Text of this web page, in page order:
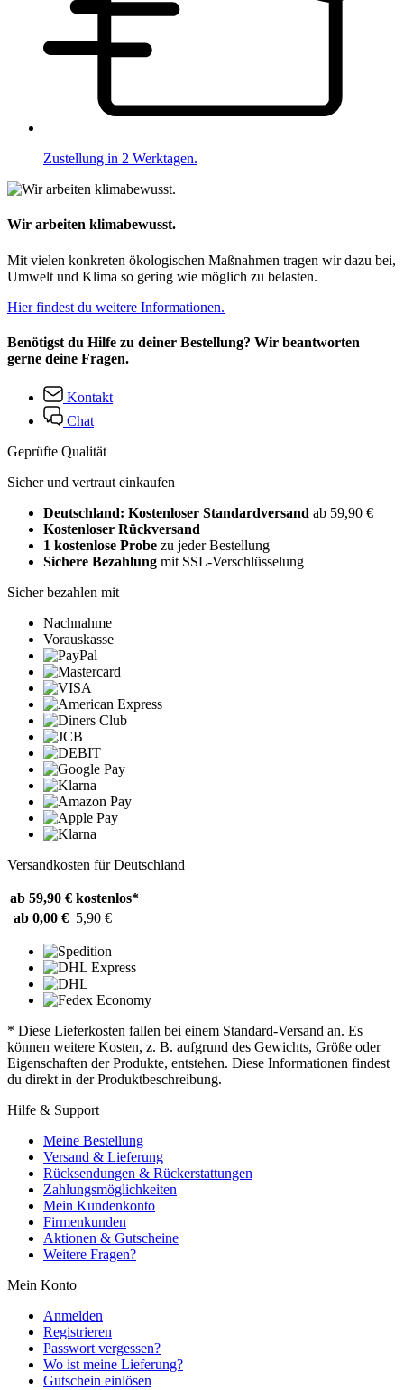
Zustellung in 2 Werktagen.
Wir arbeiten klimabewusst.
Mit vielen konkreten ökologischen Maßnahmen tragen wir dazu bei,
Umwelt und Klima so gering wie möglich zu belasten.
Hier findest du weitere Informationen.
Benötigst du Hilfe zu deiner Bestellung? Wir beantworten
gerne deine Fragen.
Kontakt
Chat
Geprüfte Qualität
Sicher und vertraut einkaufen
Deutschland: Kostenloser Standardversand ab 59,90 €
Kostenloser Rückversand
1 kostenlose Probe zu jeder Bestellung
Sichere Bezahlung mit SSL-Verschlüsselung
Sicher bezahlen mit
Nachnahme
Vorauskasse
Versandkosten für Deutschland
ab 59,90 € kostenlos*
ab 0,00 € 5,90 €
* Diese Lieferkosten fallen bei einem Standard-Versand an. Es
können weitere Kosten, z. B. aufgrund des Gewichts, Größe oder
Eigenschaften der Produkte, entstehen. Diese Informationen findest
du direkt in der Produktbeschreibung.
Hilfe & Support
Meine Bestellung
Versand & Lieferung
Rücksendungen & Rückerstattungen
Zahlungsmöglichkeiten
Mein Kundenkonto
Firmenkunden
Aktionen & Gutscheine
Weitere Fragen?
Mein Konto
Anmelden
Registrieren
Passwort vergessen?
Wo ist meine Lieferung?
Gutschein einlösen